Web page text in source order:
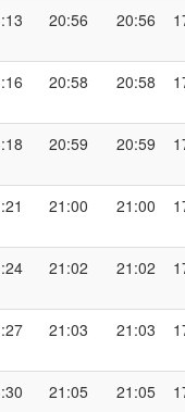
20:56
20:56
23:13
20:58
20:58
23:16
20:59
20:59
23:18
21:00
21:00
23:21
21:02
21:02
23:24
21:03
21:03
23:27
21:05
21:05
23:30